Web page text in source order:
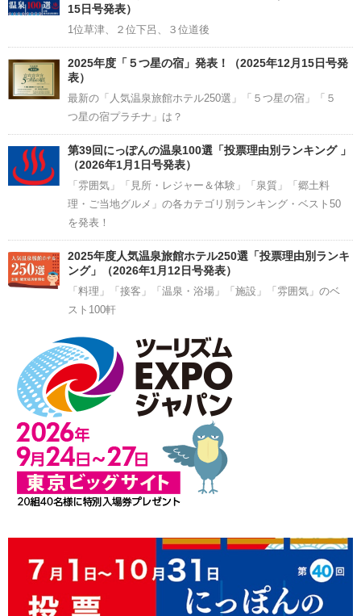
15日号発表）
1位草津、２位下呂、３位道後
2025年度「５つ星の宿」発表！（2025年12月15日号発
表）
最新の「人気温泉旅館ホテル250選」「５つ星の宿」「５
つ星の宿プラチナ」は？
第39回にっぽんの温泉100選「投票理由別ランキング 」
（2026年1月1日号発表）
「雰囲気」「見所・レジャー＆体験」「泉質」「郷土料
理・ご当地グルメ」の各カテゴリ別ランキング・ベスト50
を発表！
2025年度人気温泉旅館ホテル250選「投票理由別ランキ
ング」（2026年1月12日号発表）
「料理」「接客」「温泉・浴場」「施設」「雰囲気」のベ
スト100軒